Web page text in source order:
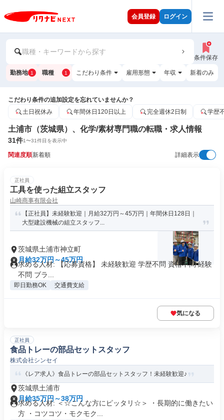
会員登録 ログイン
職種・キーワードから探す
条件保存
勤務地 1 職種 1 こだわり条件 雇用形態 年収 新着のみ
こだわり条件の追加設定を忘れていませんか？
土日祝休み
年間休日120日以上 完全週休2日制 学歴
土浦市（茨城県）、化学/素材専門職の転職・求人情報
31件1〜31件目を表示中
関連度順新着順 詳細表示
正社員
工具を使った組立スタッフ
山崎商事有限会社
【正社員】未経験歓迎｜月給32万円～45万円｜年間休日128日｜
大型建設機械の組立スタッフ...
茨城県土浦市神立町
月給32万円～45万円
求める人材: 【応募資格】 未経験歓迎 学歴不問 資格不問 経験
不問 ブラ...
即日勤務OK 交通費支給
気になる
正社員
食品トレーの部品セットスタッフ
株式会社シンセイ
《レア求人》食品トレーの部品セットスタッフ！未経験歓迎♪
茨城県土浦市
月給35万円～38万円
求める人材: ＜☆こんな方にピッタリ☆＞ ・長期的に働きたい
方 ・コツコツ・モクモク...